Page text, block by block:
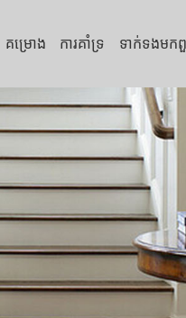
គម្រោង ការគាំទ្រ ទាក់ទង​មក​